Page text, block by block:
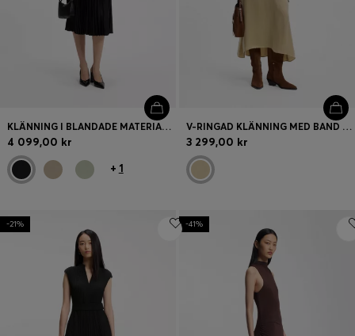
KLÄNNING I BLANDADE MATERIAL MED PLISSERAD KJOL
4 099,00 kr
+ 1
V-RINGAD KLÄNNING MED BAND OCH SPÄNNE I MIDJAN
3 299,00 kr
-21% -41%